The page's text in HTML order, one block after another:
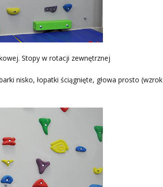
Stopy w rotacji zewnętrznej
nisko, łopatki ściągnięte, głowa prosto (wzrok